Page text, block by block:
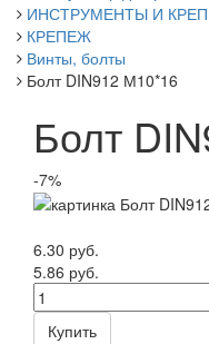
ИНСТРУМЕНТЫ И
КРЕПЕЖ
Винты, болты
Болт DIN912 М10*16
Болт
-7%
6.30 руб.
5.86 руб.
Купить